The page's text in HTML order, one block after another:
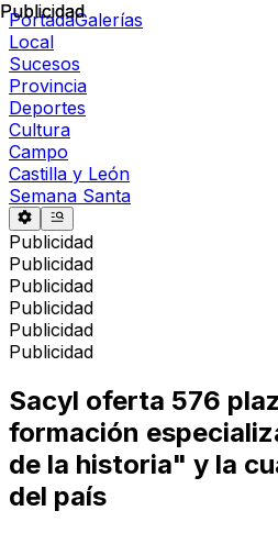
PortadaGalerías
Local
Sucesos
Provincia
Deportes
Cultura
Campo
Castilla y León
Semana Santa
Publicidad
Publicidad
Publicidad
Publicidad
Publicidad
Publicidad
Publicidad
Sacyl oferta 576
formación
de la historia" y la
del país
Publicidad